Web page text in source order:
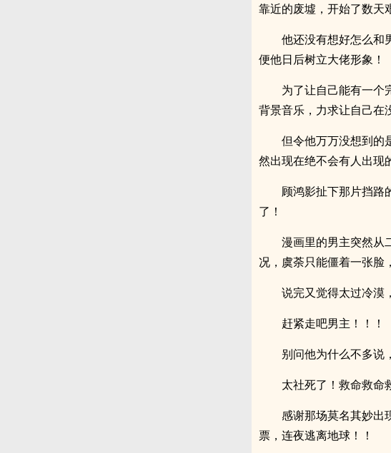
靠近的废墟，开始了数天
他还没有想好怎么和
便他日后树立大佬形象！
为了让自己能有一个
背景音乐，力求让自己在
但令他万万没想到的
然出现在绝不会有人出现
顾鸿影扯下那片挡路
了！
漫画里的男主突然从
况，虞荼只能僵着一张脸
说完又觉得太过冷漠
赶紧走吧男主！！！
别问他为什么不多
太社死了！救命救命
感谢那场莫名其妙出
票，连夜逃离地球！！